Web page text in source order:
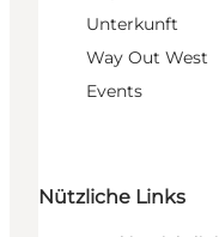
Unterkunft
Way Out West
Events
Nützliche Links